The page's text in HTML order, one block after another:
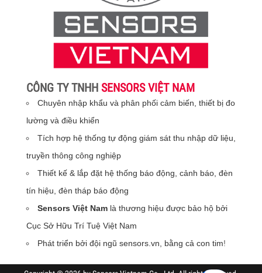
CÔNG TY TNHH SENSORS VIỆT NAM
Chuyên nhập khẩu và phân phối cảm biến, thiết bị đo
lường và điều khiển
Tích hợp hệ thống tự động giám sát thu nhập dữ liệu,
truyền thông công nghiệp
Thiết kế & lắp đặt hệ thống báo động, cảnh báo, đèn
tín hiệu, đèn tháp báo động
Sensors Việt Nam là thương hiệu được bảo hộ bởi
Cục Sở Hữu Trí Tuệ Việt Nam
Phát triển bởi đội ngũ sensors.vn, bằng cả con tim!